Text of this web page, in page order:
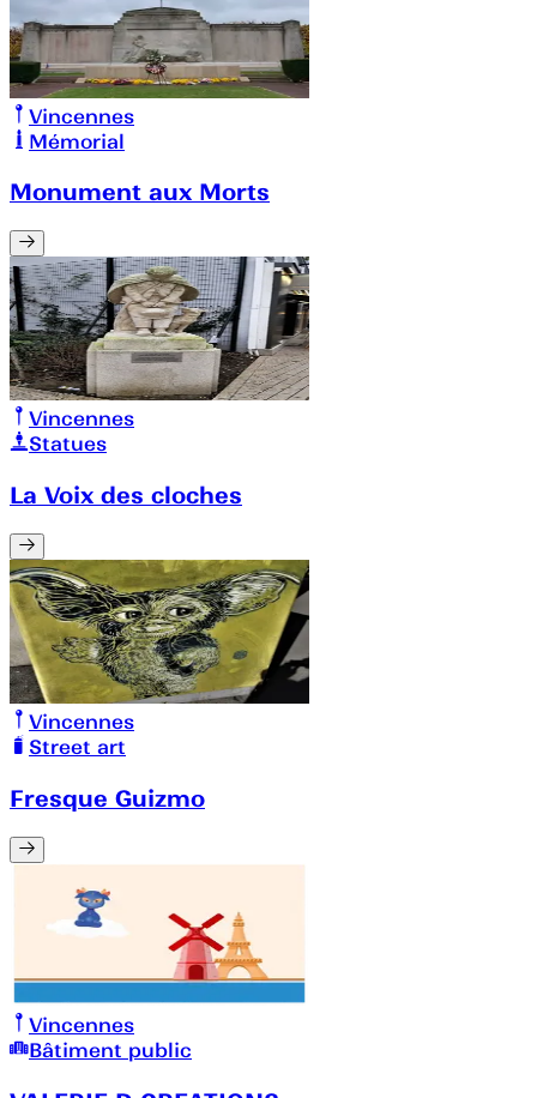
Vincennes
Mémorial
Monument aux Morts
Vincennes
Statues
La Voix des cloches
Vincennes
Street art
Fresque Guizmo
Vincennes
Bâtiment public